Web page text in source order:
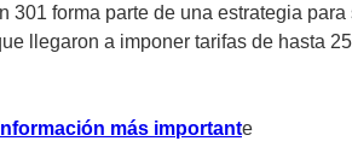
forma parte de una estrategia
llegaron a imponer tarifas de hasta
más importante